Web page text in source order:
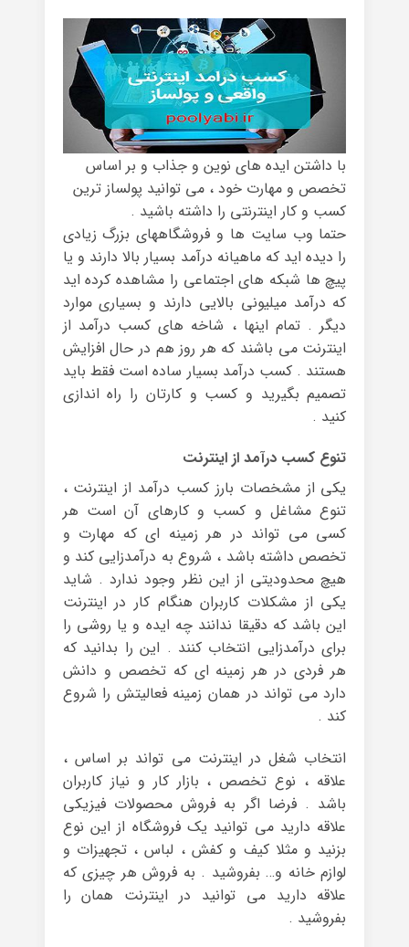
با داشتن ایده های نوین و جذاب و بر اساس
تخصص و مهارت خود ، می توانید پولساز ترین
کسب و کار اینترنتی را داشته باشید .
حتما وب سایت ها و فروشگاههای بزرگ زیادی
را دیده اید که ماهیانه درآمد بسیار بالا دارند و یا
پیچ ها شبکه های اجتماعی را مشاهده کرده اید
که درآمد میلیونی بالایی دارند و بسیاری موارد
دیگر . تمام اینها ، شاخه های کسب درآمد از
اینترنت می باشند که هر روز هم در حال افزایش
هستند . کسب درآمد بسیار ساده است فقط باید
تصمیم بگیرید و کسب و کارتان را راه اندازی
کنید .
تنوع کسب درآمد از اینترنت
یکی از مشخصات بارز کسب درآمد از اینترنت ،
تنوع مشاغل و کسب و کارهای آن است هر
کسی می تواند در هر زمینه ای که مهارت و
تخصص داشته باشد ، شروع به درآمدزایی کند و
هیچ محدودیتی از این نظر وجود ندارد . شاید
یکی از مشکلات کاربران هنگام کار در اینترنت
این باشد که دقیقا ندانند چه ایده و یا روشی را
برای درآمدزایی انتخاب کنند . این را بدانید که
هر فردی در هر زمینه ای که تخصص و دانش
دارد می تواند در همان زمینه فعالیتش را شروع
کند .
انتخاب شغل در اینترنت می تواند بر اساس ،
علاقه ، نوع تخصص ، بازار کار و نیاز کاربران
باشد . فرضا اگر به فروش محصولات فیزیکی
علاقه دارید می توانید یک فروشگاه از این نوع
بزنید و مثلا کیف و کفش ، لباس ، تجهیزات و
لوازم خانه و… بفروشید . به فروش هر چیزی که
علاقه دارید می توانید در اینترنت همان را
بفروشید .